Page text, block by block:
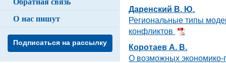
Даренский В. Ю.
Региональные типы
конфликтов
Коротаев А. В.
О возможных экономико-
О нас пишут
Подписаться на рассылку